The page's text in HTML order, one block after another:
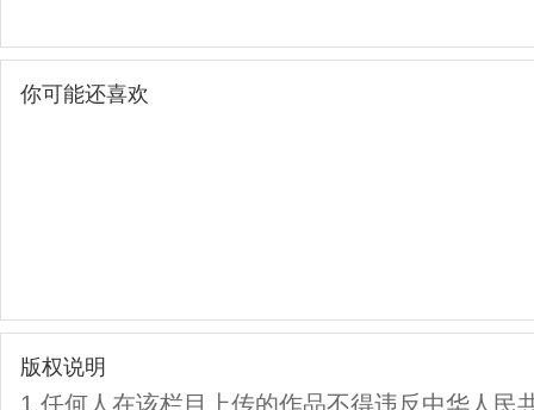
你可能还喜欢
版权说明
1.任何人在该栏目上传的作品不得违反中华人民